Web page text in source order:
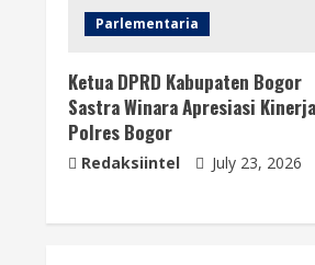
Parlementaria
Ketua DPRD Kabupaten Bogor
Sastra Winara Apresiasi Kinerja
Polres Bogor
Redaksiintel July 23, 2026